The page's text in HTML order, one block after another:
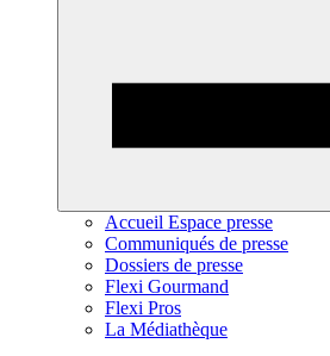
Accueil Espace presse
Communiqués de presse
Dossiers de presse
Flexi Gourmand
Flexi Pros
La Médiathèque